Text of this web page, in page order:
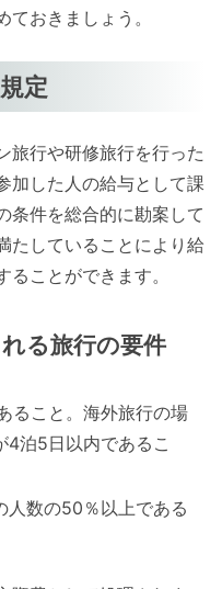
おきましょう。
定
旅行や研修旅行を行った
加した人の給与として課
条件を総合的に勘案して
たしていることにより給
ことができます。
る旅行の要件
ること。海外旅行の場
4泊5日以内であるこ
人数の50％以上である